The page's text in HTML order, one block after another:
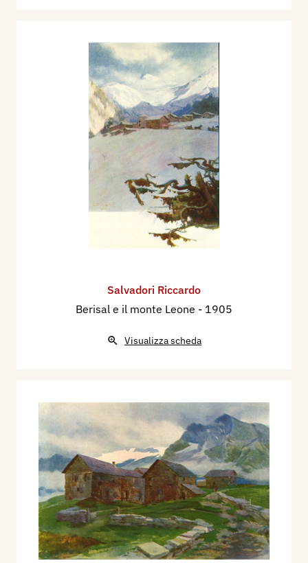
Salvadori Riccardo
Berisal e il monte Leone - 1905
Visualizza scheda